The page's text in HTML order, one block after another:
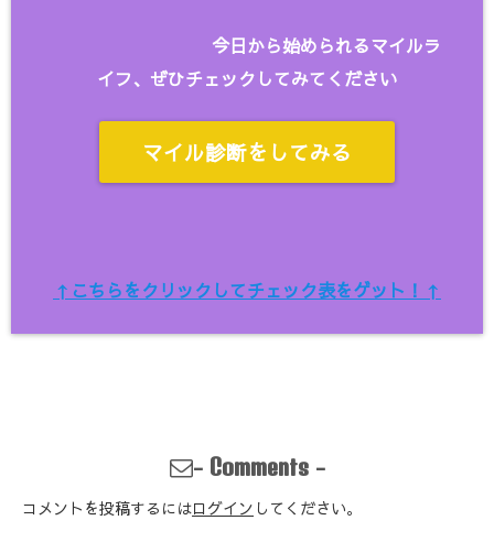
今日から始められるマイルラ
イフ、ぜひチェックしてみてください
マイル診断をしてみる
↑こちらをクリックしてチェック表をゲット！↑
- Comments-
コメントを投稿するにはログイン してください。